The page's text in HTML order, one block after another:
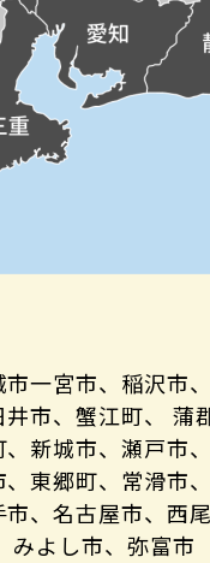
一宮市、稲沢市
市、蟹江町、
新城市、瀬戸市
東郷町、常滑市
、名古屋市、西
みよし市、弥富市